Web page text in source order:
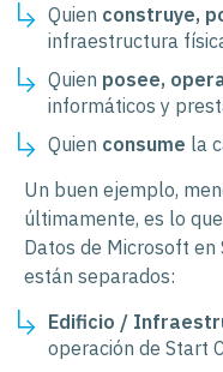
Quien construye,
infraestructura
Quien posee,
informáticos y
Quien consume la
Un buen ejemplo,
últimamente, es lo
Datos de Microsoft en
están separados:
Edificio /
operación de Start